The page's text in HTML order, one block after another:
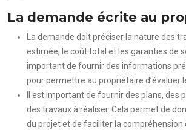
La demande écrite au
La demande doit préciser la nature des
estimée, le coût total et les garanties de
important de fournir des informations
pour permettre au propriétaire d’évaluer
Il est important de fournir des plans, des
des travaux à réaliser. Cela permet de
du projet et de faciliter la compréhension